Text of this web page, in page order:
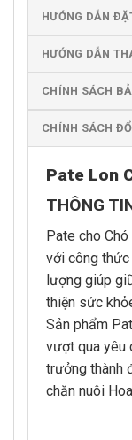
HƯỚNG DẪN
HƯỚNG DẪN
CHÍNH SÁCH
CHÍNH SÁCH
Pate Lon
THÔNG
Pate cho
với công
lượng giúp
thiện sức
Sản phẩm
vượt qua yêu
trưởng thành
chăn nuôi